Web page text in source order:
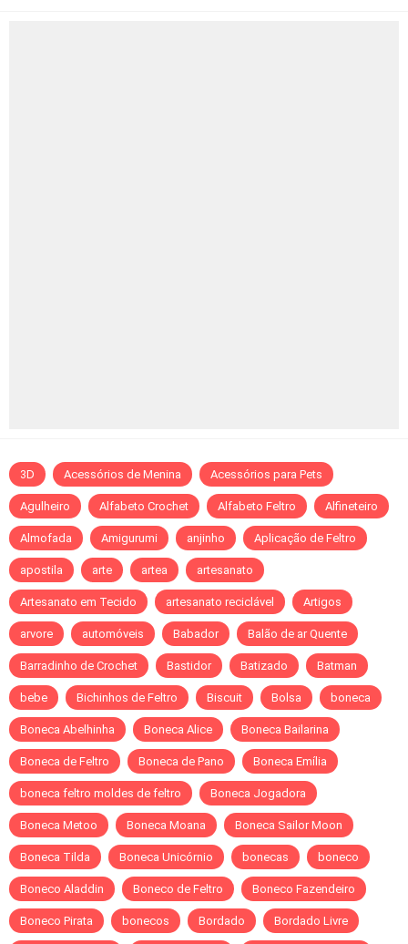
3D Acessórios de Menina Acessórios para Pets
Agulheiro Alfabeto Crochet Alfabeto Feltro Alfineteiro
Almofada Amigurumi anjinho Aplicação de Feltro
apostila arte artea artesanato
Artesanato em Tecido artesanato reciclável Artigos
arvore automóveis Babador Balão de ar Quente
Barradinho de Crochet Bastidor Batizado Batman
bebe Bichinhos de Feltro Biscuit Bolsa boneca
Boneca Abelhinha Boneca Alice Boneca Bailarina
Boneca de Feltro Boneca de Pano Boneca Emília
boneca feltro moldes de feltro Boneca Jogadora
Boneca Metoo Boneca Moana Boneca Sailor Moon
Boneca Tilda Boneca Unicórnio bonecas boneco
Boneco Aladdin Boneco de Feltro Boneco Fazendeiro
Boneco Pirata bonecos Bordado Bordado Livre